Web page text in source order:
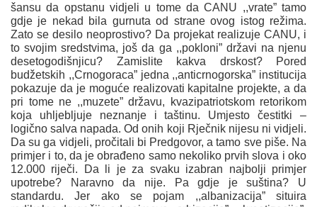
šansu da opstanu vidjeli u tome da CANU ,,vrate” tamo
gdje je nekad bila gurnuta od strane ovog istog režima.
Zato se desilo neoprostivo? Da projekat realizuje CANU, i
to svojim sredstvima, još da ga ,,pokloni” državi na njenu
desetogodišnjicu? Zamislite kakva drskost? Pored
budžetskih ,,Crnogoraca” jedna ,,anticrnogorska” institucija
pokazuje da je moguće realizovati kapitalne projekte, a da
pri tome ne ,,muzete” državu, kvazipatriotskom retorikom
koja uhljebljuje neznanje i taštinu. Umjesto čestitki –
logično salva napada. Od onih koji Rječnik nijesu ni vidjeli.
Da su ga vidjeli, pročitali bi Predgovor, a tamo sve piše. Na
primjer i to, da je obrađeno samo nekoliko prvih slova i oko
12.000 riječi. Da li je za svaku izabran najbolji primjer
upotrebe? Naravno da nije. Pa gdje je suština? U
standardu. Jer ako se pojam ,,albanizacija” situira